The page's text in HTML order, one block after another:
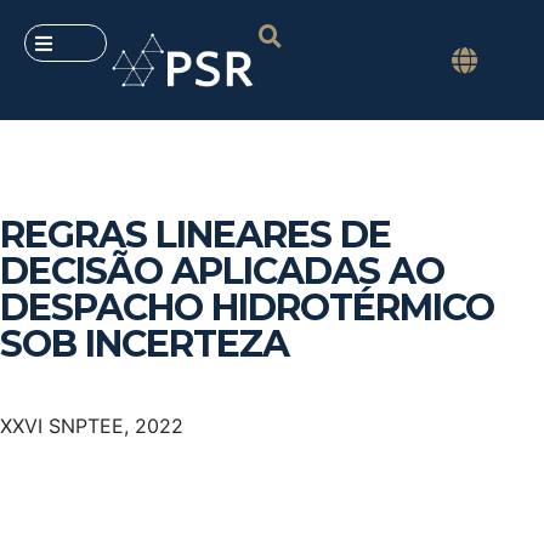
REGRAS LINEARES DE
DECISÃO APLICADAS AO
DESPACHO HIDROTÉRMICO
SOB INCERTEZA
XXVI SNPTEE, 2022